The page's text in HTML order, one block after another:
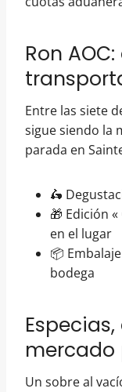
Ron
Entre las siete
sigue siendo la
parada en
🛵
🎁 Edición
en el lugar
📦
bodega
mercado
Un sobre al